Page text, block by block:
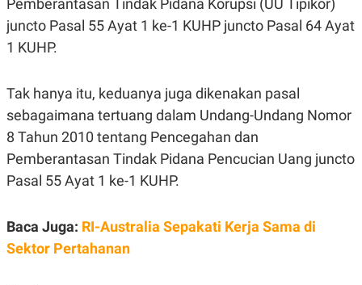
S
T
D
A
A
E
S
K
O
T
A
N
T
L
I
S
U
S
JARINGAN
Pemberantasan Tindak Pidana Korupsi (UU Tipikor)
juncto Pasal 55 Ayat 1 ke-1 KUHP juncto Pasal 64 Ayat
1 KUHP.
Tak hanya itu, keduanya juga dikenakan pasal
sebagaimana tertuang dalam Undang-Undang Nomor
8 Tahun 2010 tentang Pencegahan dan
Pemberantasan Tindak Pidana Pencucian Uang juncto
Pasal 55 Ayat 1 ke-1 KUHP.
Baca Juga: RI-Australia Sepakati Kerja Sama di
Sektor Pertahanan